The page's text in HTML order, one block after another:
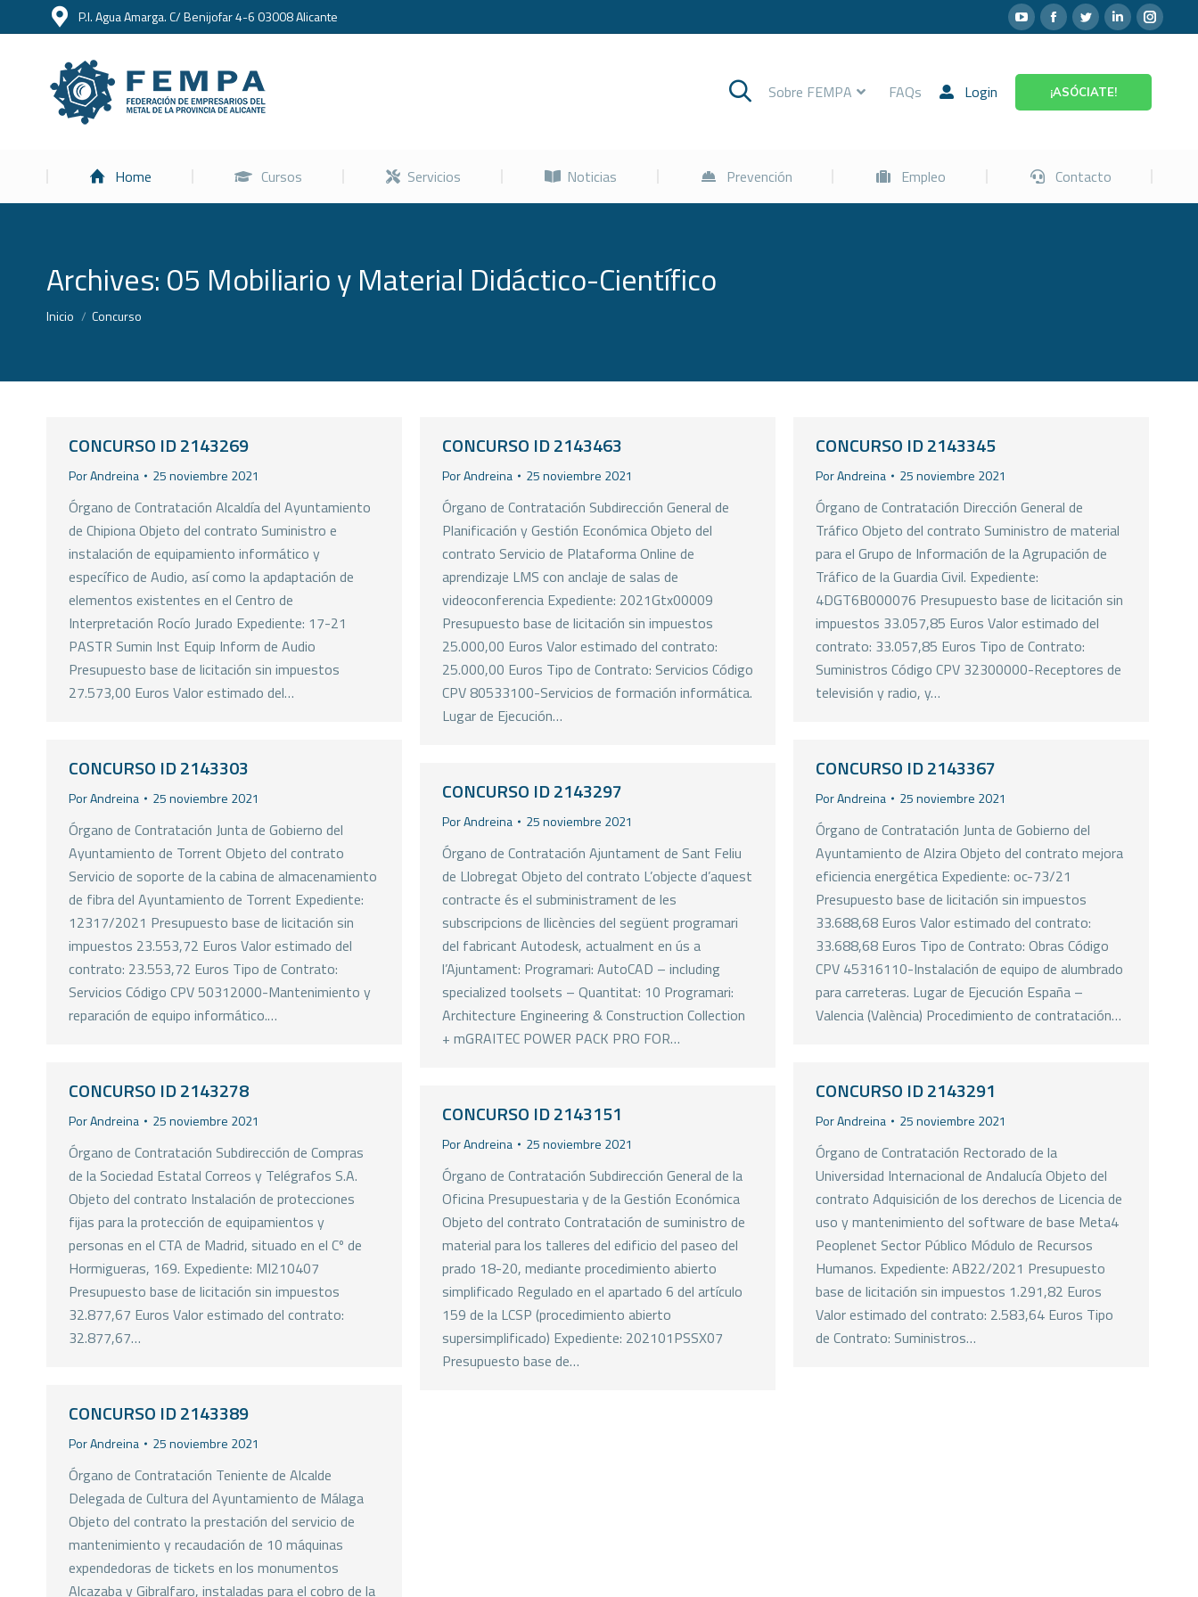
P.I. Agua Amarga. C/ Benijofar 4-6 03008 Alicante
Sobre FEMPA FAQs Login ¡ASÓCIATE!
Home Cursos Servicios Noticias Prevención Empleo Contacto
Archives:05 Mobiliario y Material Didáctico-Científico
Estás aquí:
Inicio Concurso
CONCURSO ID 2143269
PorAndreina 25 noviembre 2021
Órgano de Contratación Alcaldía del Ayuntamiento
de Chipiona Objeto del contrato Suministro e
instalación de equipamiento informático y
específico de Audio, así como la apdaptación de
elementos existentes en el Centro de
Interpretación Rocío Jurado Expediente: 17-21
PASTR Sumin Inst Equip Inform de Audio
Presupuesto base de licitación sin impuestos
27.573,00 Euros Valor estimado del…
CONCURSO ID 2143463
PorAndreina 25 noviembre 2021
Órgano de Contratación Subdirección General de
Planificación y Gestión Económica Objeto del
contrato Servicio de Plataforma Online de
aprendizaje LMS con anclaje de salas de
videoconferencia Expediente: 2021Gtx00009
Presupuesto base de licitación sin impuestos
25.000,00 Euros Valor estimado del contrato:
25.000,00 Euros Tipo de Contrato: Servicios Código
CPV 80533100-Servicios de formación informática.
Lugar de Ejecución…
CONCURSO ID 2143345
PorAndreina 25 noviembre 2021
Órgano de Contratación Dirección General de
Tráfico Objeto del contrato Suministro de material
para el Grupo de Información de la Agrupación de
Tráfico de la Guardia Civil. Expediente:
4DGT6B000076 Presupuesto base de licitación sin
impuestos 33.057,85 Euros Valor estimado del
contrato: 33.057,85 Euros Tipo de Contrato:
Suministros Código CPV 32300000-Receptores de
televisión y radio, y…
CONCURSO ID 2143303
PorAndreina 25 noviembre 2021
Órgano de Contratación Junta de Gobierno del
Ayuntamiento de Torrent Objeto del contrato
Servicio de soporte de la cabina de almacenamiento
de fibra del Ayuntamiento de Torrent Expediente:
12317/2021 Presupuesto base de licitación sin
impuestos 23.553,72 Euros Valor estimado del
contrato: 23.553,72 Euros Tipo de Contrato:
Servicios Código CPV 50312000-Mantenimiento y
reparación de equipo informático.…
CONCURSO ID 2143367
PorAndreina 25 noviembre 2021
Órgano de Contratación Junta de Gobierno del
Ayuntamiento de Alzira Objeto del contrato mejora
eficiencia energética Expediente: oc-73/21
Presupuesto base de licitación sin impuestos
33.688,68 Euros Valor estimado del contrato:
33.688,68 Euros Tipo de Contrato: Obras Código
CPV 45316110-Instalación de equipo de alumbrado
para carreteras. Lugar de Ejecución España –
Valencia (València) Procedimiento de contratación…
CONCURSO ID 2143297
PorAndreina 25 noviembre 2021
Órgano de Contratación Ajuntament de Sant Feliu
de Llobregat Objeto del contrato L’objecte d’aquest
contracte és el subministrament de les
subscripcions de llicències del següent programari
del fabricant Autodesk, actualment en ús a
l’Ajuntament: Programari: AutoCAD – including
specialized toolsets – Quantitat: 10 Programari:
Architecture Engineering & Construction Collection
+ mGRAITEC POWER PACK PRO FOR…
CONCURSO ID 2143278
PorAndreina 25 noviembre 2021
Órgano de Contratación Subdirección de Compras
de la Sociedad Estatal Correos y Telégrafos S.A.
Objeto del contrato Instalación de protecciones
fijas para la protección de equipamientos y
personas en el CTA de Madrid, situado en el Cº de
Hormigueras, 169. Expediente: MI210407
Presupuesto base de licitación sin impuestos
32.877,67 Euros Valor estimado del contrato:
32.877,67…
CONCURSO ID 2143291
PorAndreina 25 noviembre 2021
Órgano de Contratación Rectorado de la
Universidad Internacional de Andalucía Objeto del
contrato Adquisición de los derechos de Licencia de
uso y mantenimiento del software de base Meta4
Peoplenet Sector Público Módulo de Recursos
Humanos. Expediente: AB22/2021 Presupuesto
base de licitación sin impuestos 1.291,82 Euros
Valor estimado del contrato: 2.583,64 Euros Tipo
de Contrato: Suministros…
CONCURSO ID 2143151
PorAndreina 25 noviembre 2021
Órgano de Contratación Subdirección General de la
Oficina Presupuestaria y de la Gestión Económica
Objeto del contrato Contratación de suministro de
material para los talleres del edificio del paseo del
prado 18-20, mediante procedimiento abierto
simplificado Regulado en el apartado 6 del artículo
159 de la LCSP (procedimiento abierto
supersimplificado) Expediente: 202101PSSX07
Presupuesto base de…
CONCURSO ID 2143389
PorAndreina 25 noviembre 2021
Órgano de Contratación Teniente de Alcalde
Delegada de Cultura del Ayuntamiento de Málaga
Objeto del contrato la prestación del servicio de
mantenimiento y recaudación de 10 máquinas
expendedoras de tickets en los monumentos
Alcazaba y Gibralfaro, instaladas para el cobro de la
Home Cursos Servicios Noticias Prevención Empleo Contacto